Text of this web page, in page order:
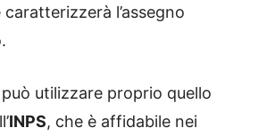
caratterizzerà l’assegno
utilizzare proprio quello
INPS, che è affidabile nei